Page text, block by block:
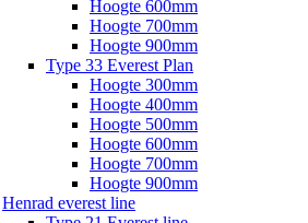
Hoogte 600mm
Hoogte 700mm
Hoogte 900mm
Type 33 Everest Plan
Hoogte 300mm
Hoogte 400mm
Hoogte 500mm
Hoogte 600mm
Hoogte 700mm
Hoogte 900mm
Henrad everest line